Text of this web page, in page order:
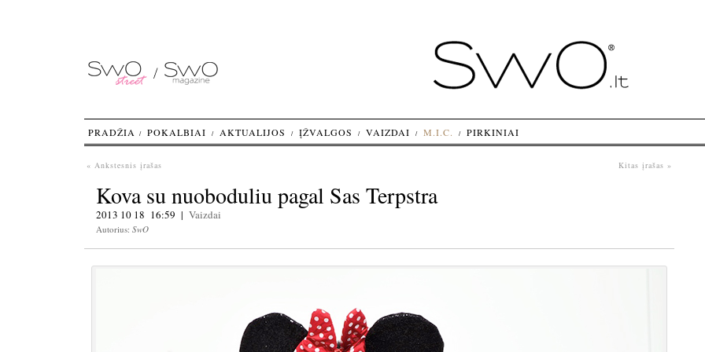
« Ankstesnis įrašas Kitas įrašas »
Kova su nuoboduliu pagal Sas Terpstra
2013 10 18 16:59 | Vaizdai
Autorius: SwO
PRADŽIA POKALBIAI AKTUALIJOS ĮŽVALGOS VAIZDAI M.I.C. PIRKINIAI